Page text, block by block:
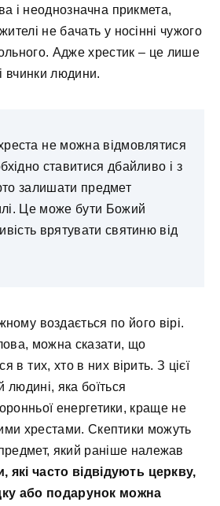
і неоднозначна прикмета,
не бачать у носінні чужого
Адже хрестик – це лише
вчинки людини.
не можна відмовлятися
ставитися дбайливо і з
залишати предмет
Це може бути Божий
врятувати святиню від
воздається по його вірі.
можна сказати, що
в тих, хто в них вірить. З цієї
людині, яка боїться
енергетики, краще не
хрестами. Скептики можуть
який раніше належав
які часто відвідують церкву,
або подарунок можна